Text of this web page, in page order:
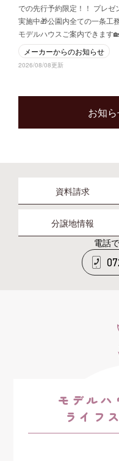
での先行予約限定！！ プレゼ
実施中🎁公園内全ての一条工
モデルハウスご案内できます
メーカーからのお知らせ
2026/08/08更新
お知
資料請求
分譲地情報
電話
モデルハ
ライフ